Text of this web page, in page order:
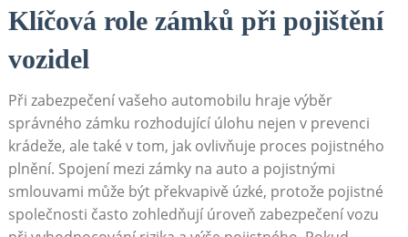
Klíčová role zámků při pojištění
vozidel
Při zabezpečení vašeho automobilu hraje výběr
správného zámku rozhodující úlohu nejen v prevenci
krádeže, ale také v tom, jak ovlivňuje proces pojistného
plnění. Spojení mezi zámky na auto a pojistnými
smlouvami může být překvapivě úzké, protože pojistné
společnosti často zohledňují úroveň zabezpečení vozu